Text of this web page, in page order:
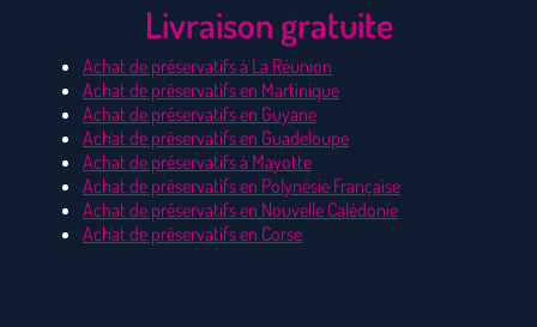
Livraison gratuite
Achat de préservatifs à La Réunion
Achat de préservatifs en Martinique
Achat de préservatifs en Guyane
Achat de préservatifs en Guadeloupe
Achat de préservatifs à Mayotte
Achat de préservatifs en Polynésie Française
Achat de préservatifs en Nouvelle Calédonie
Achat de préservatifs en Corse